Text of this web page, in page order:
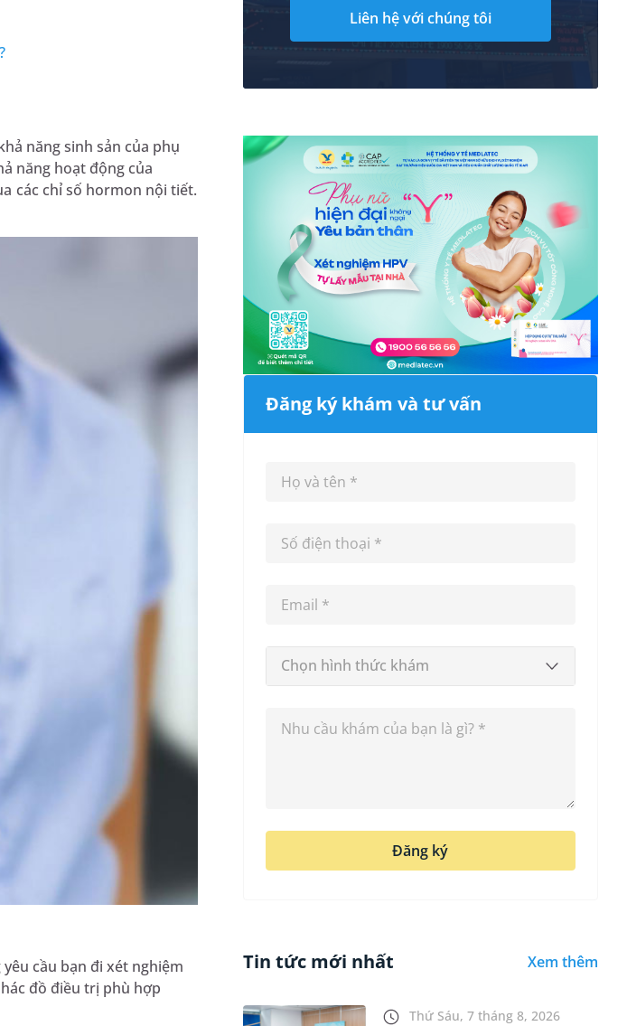
năng sinh sản của phụ
năng hoạt động của
các chỉ số hormon nội tiết.
cầu bạn đi xét nghiệm
đồ điều trị phù hợp
Liên hệ với chúng tôi
Đăng ký khám và tư vấn
Chọn hình thức khám
Đăng ký
Tin tức mới nhất Xem thêm
Thứ Sáu, 7 tháng 8, 2026